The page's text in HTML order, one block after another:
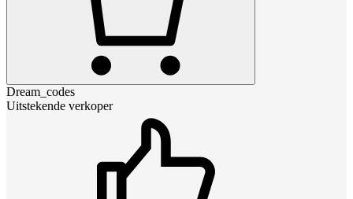
Dream_codes
Uitstekende verkoper